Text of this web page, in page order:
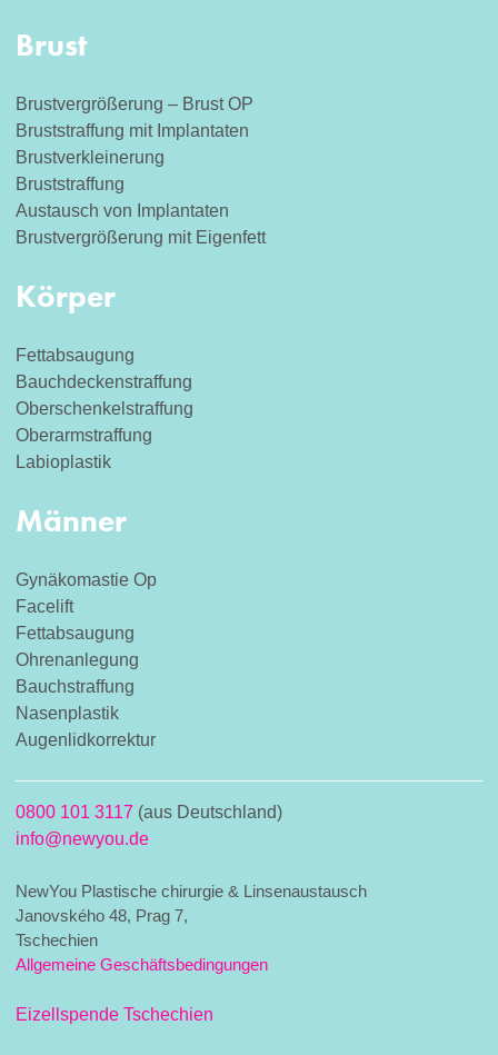
Brust
Brustvergrößerung – Brust OP
Bruststraffung mit Implantaten
Brustverkleinerung
Bruststraffung
Austausch von Implantaten
Brustvergrößerung mit Eigenfett
Körper
Fettabsaugung
Bauchdeckenstraffung
Oberschenkelstraffung
Oberarmstraffung
Labioplastik
Männer
Gynäkomastie Op
Facelift
Fettabsaugung
Ohrenanlegung
Bauchstraffung
Nasenplastik
Augenlidkorrektur
0800 101 3117 (aus Deutschland)
info@newyou.de
NewYou Plastische chirurgie & Linsenaustausch
Janovského 48, Prag 7,
Tschechien
Allgemeine Geschäftsbedingungen
Eizellspende Tschechien